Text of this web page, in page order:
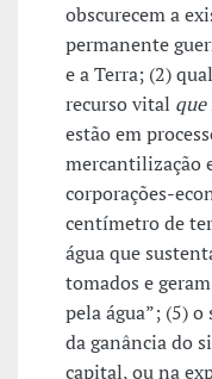
obscurecem a
permanente
e a Terra; (2)
recurso vital
estão em
mercantilização
corporações-
centímetro de
água que
tomados e
pela água”; (5)
da ganância do
capital, ou na